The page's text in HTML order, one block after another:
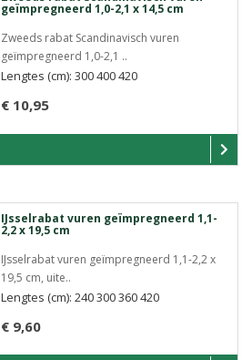
geïmpregneerd 1,0-2,1 x 14,5 cm
Zweeds rabat Scandinavisch vuren
geïmpregneerd 1,0-2,1 ..
€ 10,95
Lengtes (cm): 300 400 420
IJsselrabat vuren geïmpregneerd 1,1-
2,2 x 19,5 cm
IJsselrabat vuren geïmpregneerd 1,1-2,2 x
19,5 cm, uite..
€ 9,60
Lengtes (cm): 240 300 360 420